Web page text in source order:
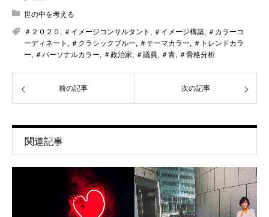
世の中を考える
＃２０２０ , ＃イメージコンサルタント , ＃イメージ構築, ＃カラーコ
ーディネート , ＃クラシックブルー, ＃テーマカラー, ＃トレンドカラ
ー, ＃パーソナルカラー, ＃政治家, ＃議員, ＃青, ＃骨格分析
前の記事 次の記事
関連記事